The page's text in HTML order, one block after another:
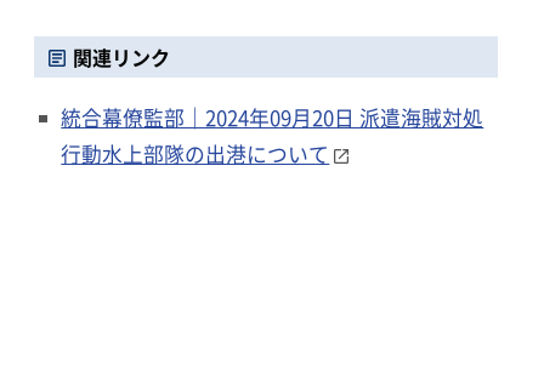
関連リンク
統合幕僚監部｜2024年09月20日 派遣海賊対処
行動水上部隊の出港について